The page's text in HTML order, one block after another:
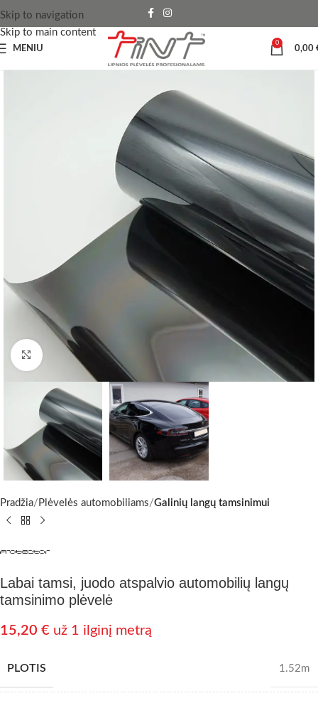
Skip to navigation
Skip to main content
MENIU
0
0,00
Padidinti nuotrauką
Pradžia Plėvelės automobiliams Galinių langų tamsinimui
Labai tamsi, juodo atspalvio automobilių langų
tamsinimo plėvelė
15,20 € už 1 ilginį metrą
PLOTIS 1.52m